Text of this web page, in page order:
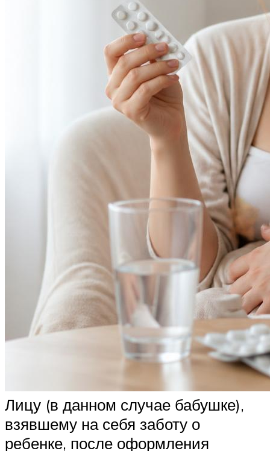
Лицу (в данном случае бабушке),
взявшему на себя заботу о
ребенке, после оформления